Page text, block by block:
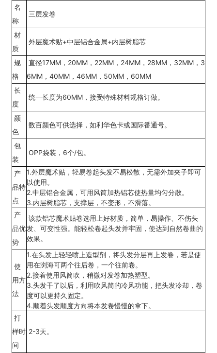
名
称
三层发卷
材
质
外层魔术贴+中层铝合金属+内层树脂芯
规
格
直径17MM，20MM，22MM，24MM，28MM，32MM，3
6MM，40MM，46MM，50MM，60MM
长
度
统一长度为60MM，接受特殊材料规格订做。
颜
色
数百颜色可供选择，如利华色卡或国际番通号。
包
装
OPP袋装，6个/包。
产
品特
点
1.外层魔术贴，轻易卷起头发不易松散，无需外加夹子即可
以使用。
2.中层铝合金属，可用风筒加热铝芯使热量均匀分散。
3.内层树脂芯，支撑层，不变形，不滑落。
产
品优
势
该款铝芯魔术贴卷选用上好材质，简单，易操作、不伤头
发、可变性强。能轻松卷起头发并牢固，使达到自然卷曲的
效果。
使
用方
法
1.在头发上轻轻喷上造型剂，将头发分层再上发卷，若是使
用在浏海可两个往后卷，一个往前卷。
2.接着使用风筒吹，稍微对发卷加热塑型。
3.头发干了以后，利用吹风筒的冷风功能，把头发冷却，卷
度可以更持久固定。
4.顺着头发顺度方向将本发卷慢慢的拿下。
打
样时
间
2-3天。